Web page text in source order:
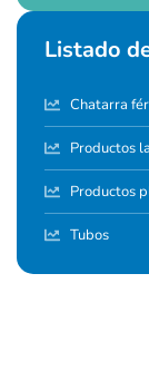
Listado
Chatarra
Productos
Productos
Tubos